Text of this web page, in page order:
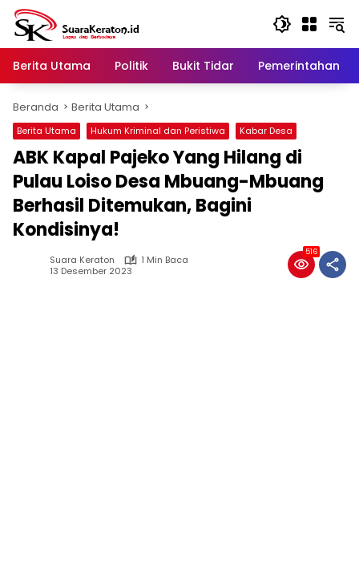
Langsung
konten
Berita Utama
Politik Bukit Tidar Pemerintahan
Beranda Berita Utama
Berita Utama Hukum Kriminal dan Peristiwa Kabar Desa
ABK Kapal Pajeko Yang Hilang di
Pulau Loiso Desa Mbuang-Mbuang
Berhasil Ditemukan, Bagini
Kondisinya!
Suara Keraton
1 Min Baca
13 Desember 2023
516